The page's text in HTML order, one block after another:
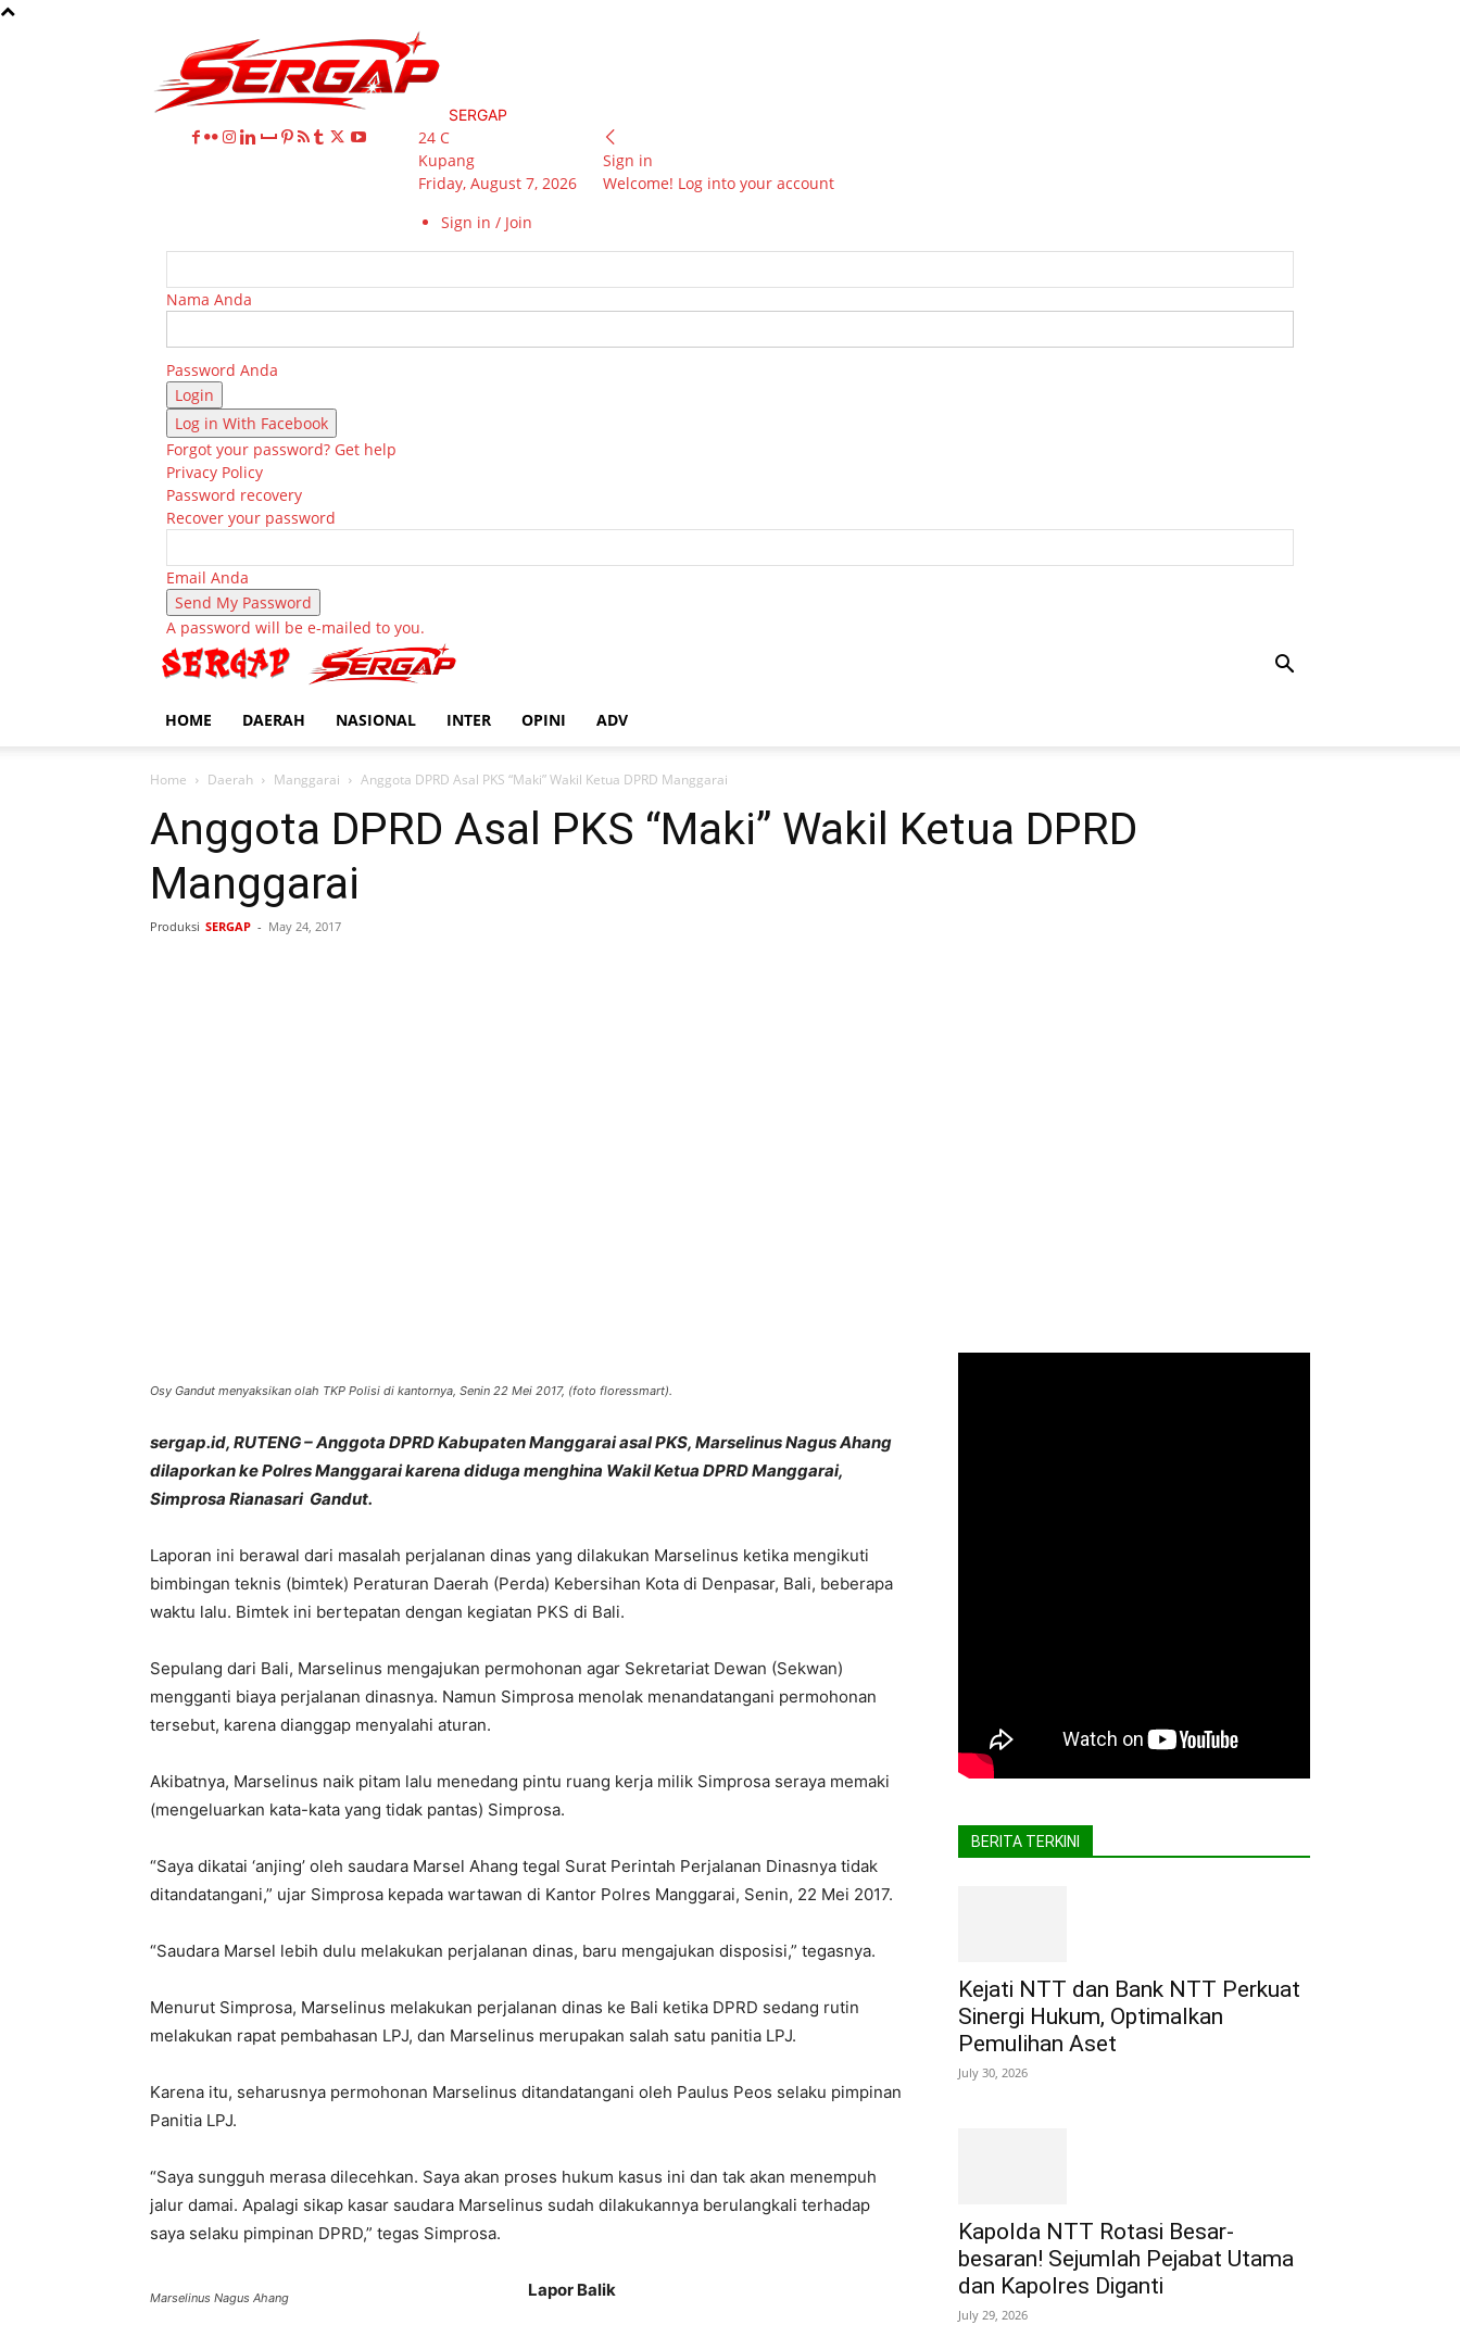
SERGAP
24 C
Kupang
Friday, August 7, 2026
Sign in / Join
Sign in
Welcome! Log into your account
Nama Anda
Password Anda
Log in With Facebook
Forgot your password? Get help
Privacy Policy
Password recovery
Recover your password
Email Anda
A password will be e-mailed to you.
HOME DAERAH NASIONAL INTER OPINI ADV
Home Daerah Manggarai Anggota DPRD Asal PKS “Maki” Wakil Ketua DPRD Manggarai
Anggota DPRD Asal PKS “Maki” Wakil Ketua DPRD
Manggarai
Produksi SERGAP - May 24, 2017
Osy Gandut menyaksikan olah TKP Polisi di kantornya, Senin 22 Mei 2017, (foto floressmart).
sergap.id, RUTENG – Anggota DPRD Kabupaten Manggarai asal PKS, Marselinus Nagus Ahang
dilaporkan ke Polres Manggarai karena diduga menghina Wakil Ketua DPRD Manggarai,
Simprosa Rianasari Gandut.
Laporan ini berawal dari masalah perjalanan dinas yang dilakukan Marselinus ketika mengikuti
bimbingan teknis (bimtek) Peraturan Daerah (Perda) Kebersihan Kota di Denpasar, Bali, beberapa
waktu lalu. Bimtek ini bertepatan dengan kegiatan PKS di Bali.
Sepulang dari Bali, Marselinus mengajukan permohonan agar Sekretariat Dewan (Sekwan)
mengganti biaya perjalanan dinasnya. Namun Simprosa menolak menandatangani permohonan
tersebut, karena dianggap menyalahi aturan.
Akibatnya, Marselinus naik pitam lalu menedang pintu ruang kerja milik Simprosa seraya memaki
(mengeluarkan kata-kata yang tidak pantas) Simprosa.
“Saya dikatai ‘anjing’ oleh saudara Marsel Ahang tegal Surat Perintah Perjalanan Dinasnya tidak
ditandatangani,” ujar Simprosa kepada wartawan di Kantor Polres Manggarai, Senin, 22 Mei 2017.
“Saudara Marsel lebih dulu melakukan perjalanan dinas, baru mengajukan disposisi,” tegasnya.
Menurut Simprosa, Marselinus melakukan perjalanan dinas ke Bali ketika DPRD sedang rutin
melakukan rapat pembahasan LPJ, dan Marselinus merupakan salah satu panitia LPJ.
Karena itu, seharusnya permohonan Marselinus ditandatangani oleh Paulus Peos selaku pimpinan
Panitia LPJ.
“Saya sungguh merasa dilecehkan. Saya akan proses hukum kasus ini dan tak akan menempuh
jalur damai. Apalagi sikap kasar saudara Marselinus sudah dilakukannya berulangkali terhadap
saya selaku pimpinan DPRD,” tegas Simprosa.
Marselinus Nagus Ahang Lapor Balik
BERITA TERKINI
Kejati NTT dan Bank NTT Perkuat
Sinergi Hukum, Optimalkan
Pemulihan Aset
July 30, 2026
Kapolda NTT Rotasi Besar-
besaran! Sejumlah Pejabat Utama
dan Kapolres Diganti
July 29, 2026